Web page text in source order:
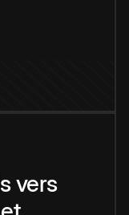
vers